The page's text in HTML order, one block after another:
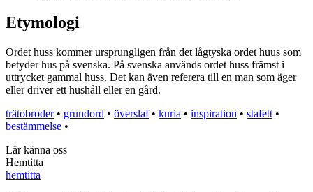
Etymologi
Ordet huss kommer ursprungligen från det lågtyska ordet huus som
betyder hus på svenska. På svenska används ordet huss främst i
uttrycket gammal huss. Det kan även referera till en man som äger
eller driver ett hushåll eller en gård.
trätobroder• grundord • överslaf• kuria • inspiration • stafett •
bestämmelse •
Lär känna oss
Hemtitta
hemtitta